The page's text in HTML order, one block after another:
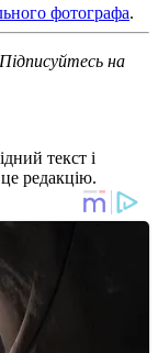
фотографа.
на
текст і
редакцію.